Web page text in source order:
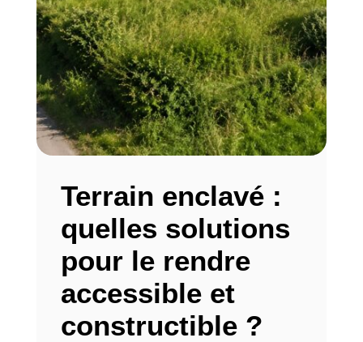
Terrain enclavé :
quelles solutions
pour le rendre
accessible et
constructible ?